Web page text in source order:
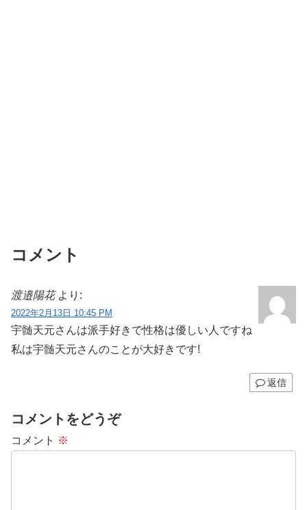
コメント
渡邉陽花 より:
2022年2月13日 10:45 PM
宇髄天元さんは派手好きで性格は優しい人ですね
私は宇髄天元さんのことが大好きです!
返信
コメントをどうぞ
コメント ※